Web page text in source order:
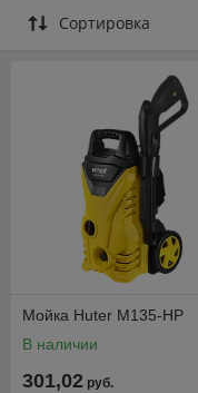
Сортировка
Мойка Huter M135-HP
В наличии
301,02 руб.